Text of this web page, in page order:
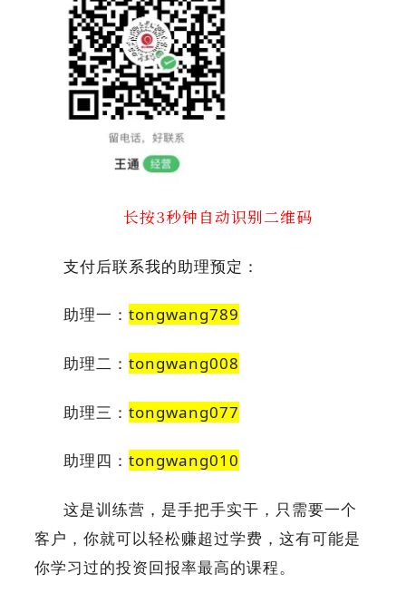
长按3秒钟自动识别二维码
支付后联系我的助理预定：
助理一：tongwang789
助理二：tongwang008
助理三：tongwang077
助理四：tongwang010
这是训练营，是手把手实干，只需要一个
客户，你就可以轻松赚超过学费，这有可能是
你学习过的投资回报率最高的课程。